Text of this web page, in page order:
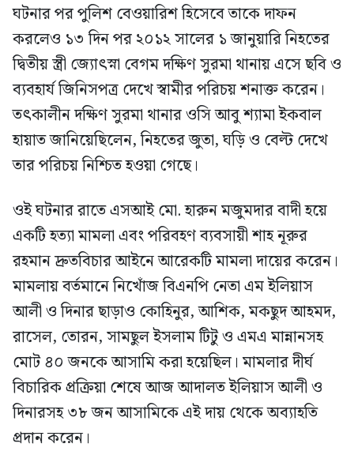
ঘটনার পর পুলিশ বেওয়ারিশ হিসেবে তাকে দাফন
করলেও ১৩ দিন পর ২০১২ সালের ১ জানুয়ারি নিহতের
দ্বিতীয় স্ত্রী জ্যোৎস্না বেগম দক্ষিণ সুরমা থানায় এসে ছবি ও
ব্যবহার্য জিনিসপত্র দেখে স্বামীর পরিচয় শনাক্ত করেন।
তৎকালীন দক্ষিণ সুরমা থানার ওসি আবু শ্যামা ইকবাল
হায়াত জানিয়েছিলেন, নিহতের জুতা, ঘড়ি ও বেল্ট দেখে
তার পরিচয় নিশ্চিত হওয়া গেছে।
ওই ঘটনার রাতে এসআই মো. হারুন মজুমদার বাদী হয়ে
একটি হত্যা মামলা এবং পরিবহণ ব্যবসায়ী শাহ নূরুর
রহমান দ্রুতবিচার আইনে আরেকটি মামলা দায়ের করেন।
মামলায় বর্তমানে নিখোঁজ বিএনপি নেতা এম ইলিয়াস
আলী ও দিনার ছাড়াও কোহিনুর, আশিক, মকছুদ আহমদ,
রাসেল, তোরন, সামছুল ইসলাম টিটু ও এমএ মান্নানসহ
মোট ৪০ জনকে আসামি করা হয়েছিল। মামলার দীর্ঘ
বিচারিক প্রক্রিয়া শেষে আজ আদালত ইলিয়াস আলী ও
দিনারসহ ৩৮ জন আসামিকে এই দায় থেকে অব্যাহতি
প্রদান করেন।